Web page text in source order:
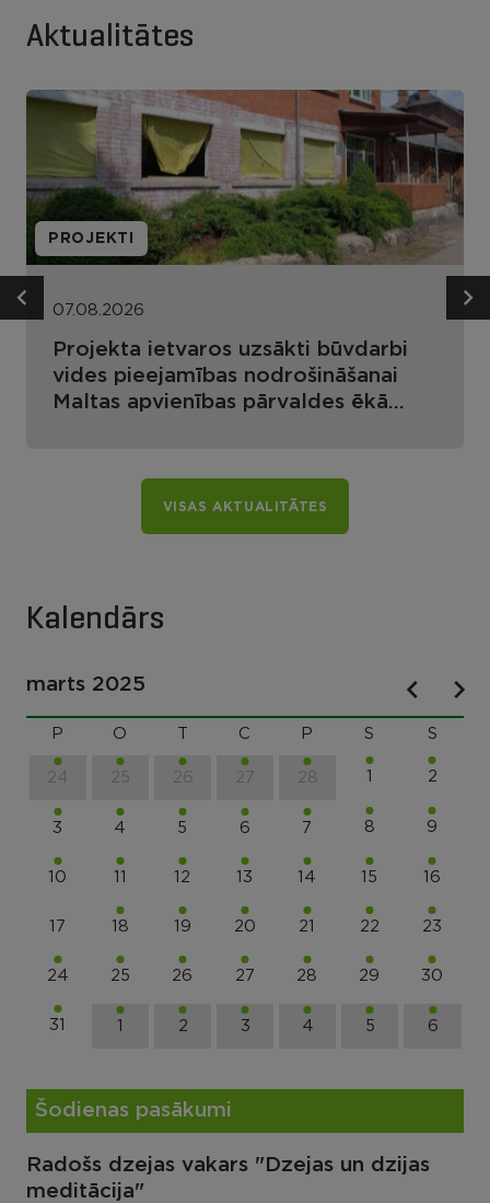
Aktualitātes
PROJEKTI
07.08.2026
Projekta ietvaros uzsākti būvdarbi
vides pieejamības nodrošināšanai
Maltas apvienības pārvaldes ēkā
VISAS AKTUALITĀTES
Kalendārs
marts 2025
P O C P S S
24 25 26 27 28 1 2
3 4 5 6 7 8 9
10 11 12 13 14 15 16
17 18 19 20 21 22 23
24 25 26 27 28 29 30
31 1 2 3 4 5 6
Šodienas pasākumi
Radošs dzejas vakars "Dzejas un dzijas
meditācija"